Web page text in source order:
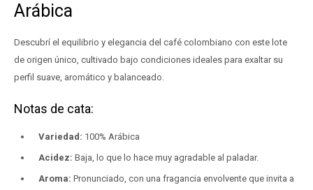
Arábica
Descubrí el equilibrio y elegancia del café colombiano con este lote
de origen único, cultivado bajo condiciones ideales para exaltar su
perfil suave, aromático y balanceado.
Notas de cata:
Variedad: 100% Arábica
Acidez: Baja, lo que lo hace muy agradable al paladar.
Aroma: Pronunciado, con una fragancia envolvente que invita a